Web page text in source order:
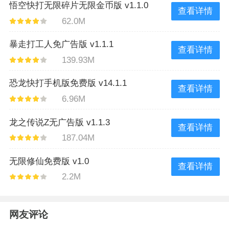
悟空快打无限碎片无限金币版 v1.1.0
62.0M
查看详情
暴走打工人免广告版 v1.1.1
139.93M
查看详情
恐龙快打手机版免费版 v14.1.1
6.96M
查看详情
龙之传说Z无广告版 v1.1.3
187.04M
查看详情
无限修仙免费版 v1.0
2.2M
查看详情
网友评论